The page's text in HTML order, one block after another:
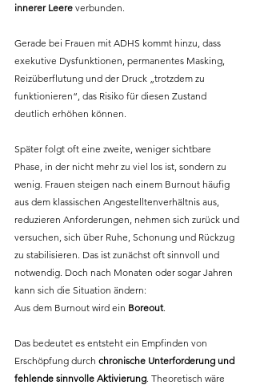
innerer Leere verbunden.
Gerade bei Frauen mit ADHS kommt hinzu, dass
exekutive Dysfunktionen, permanentes Masking,
Reizüberflutung und der Druck „trotzdem zu
funktionieren“, das Risiko für diesen Zustand
deutlich erhöhen können.
Später folgt oft eine zweite, weniger sichtbare
Phase, in der nicht mehr zu viel los ist, sondern zu
wenig. Frauen steigen nach einem Burnout häufig
aus dem klassischen Angestelltenverhältnis aus,
reduzieren Anforderungen, nehmen sich zurück und
versuchen, sich über Ruhe, Schonung und Rückzug
zu stabilisieren. Das ist zunächst oft sinnvoll und
notwendig. Doch nach Monaten oder sogar Jahren
kann sich die Situation ändern:
Aus dem Burnout wird ein Boreout.
Das bedeutet es entsteht ein Empfinden von
Erschöpfung durch chronische Unterforderung und
fehlende sinnvolle Aktivierung . Theoretisch wäre